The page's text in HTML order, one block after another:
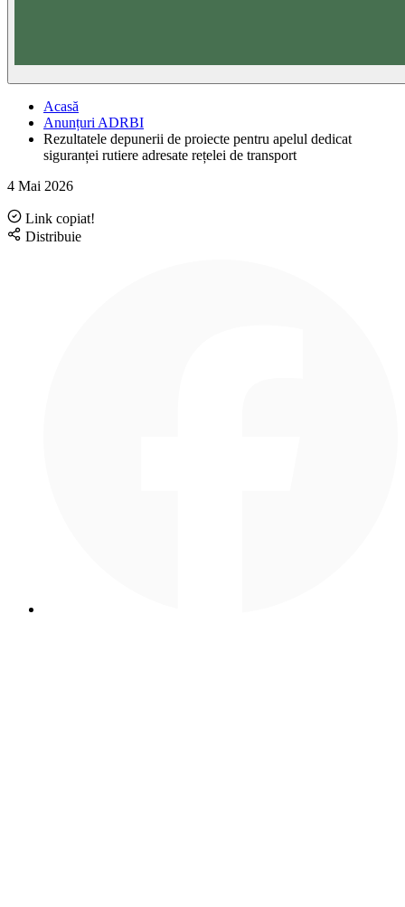
Acasă
Anunțuri ADRBI
Rezultatele depunerii de proiecte pentru apelul dedicat
siguranței rutiere adresate rețelei de transport
4 Mai 2026
Link copiat!
Distribuie